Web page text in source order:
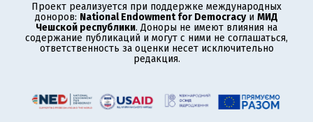
Проект реализуется при поддержке международных
доноров: National Endowment for Democracyи МИД
Чешской республики. Доноры не имеют влияния на
содержание публикаций и могут с ними не соглашаться,
ответственность за оценки несет исключительно
редакция.